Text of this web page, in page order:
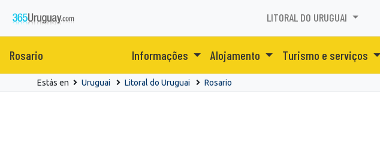
LITORAL DO URUGUAI
Rosario Informações Alojamento Turismo e serviços
Estás en Uruguai Litoral do Uruguai Rosario